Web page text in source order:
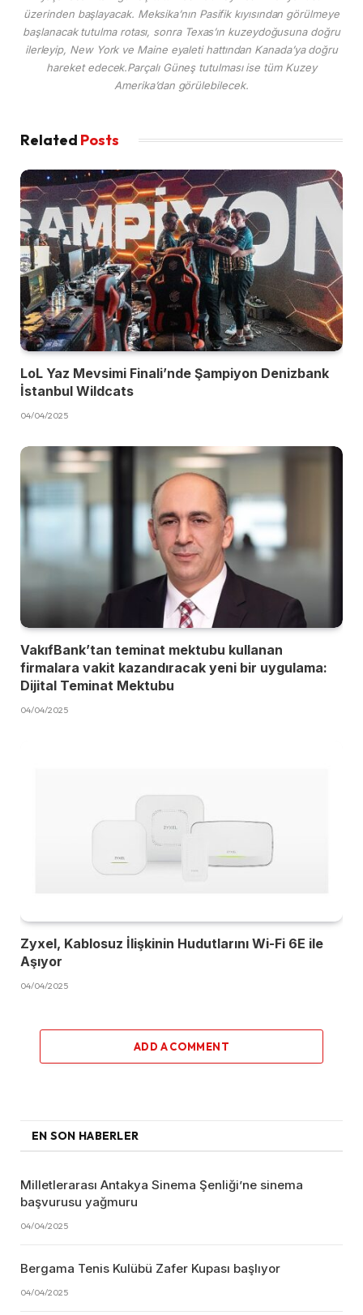
üzerinden başlayacak. Meksika’nın Pasifik kıyısından görülmeye
başlanacak tutulma rotası, sonra Texas’ın kuzeydoğusuna doğru
ilerleyip, New York ve Maine eyaleti hattından Kanada’ya doğru
hareket edecek.Parçalı Güneş tutulması ise tüm Kuzey
Amerika’dan görülebilecek.
Related Posts
LoL Yaz Mevsimi Finali’nde Şampiyon Denizbank
İstanbul Wildcats
04/04/2025
VakıfBank’tan teminat mektubu kullanan
firmalara vakit kazandıracak yeni bir uygulama:
Dijital Teminat Mektubu
04/04/2025
Zyxel, Kablosuz İlişkinin Hudutlarını Wi-Fi 6E ile
Aşıyor
04/04/2025
ADD A COMMENT
EN SON HABERLER
Milletlerarası Antakya Sinema Şenliği’ne sinema
başvurusu yağmuru
04/04/2025
Bergama Tenis Kulübü Zafer Kupası başlıyor
04/04/2025